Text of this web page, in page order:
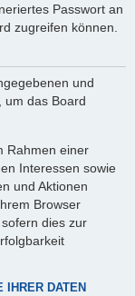
Passwort an
zugreifen können.
und
um das Board
Rahmen einer
Interessen sowie
und Aktionen
Browser
dies zur
IHRER DATEN